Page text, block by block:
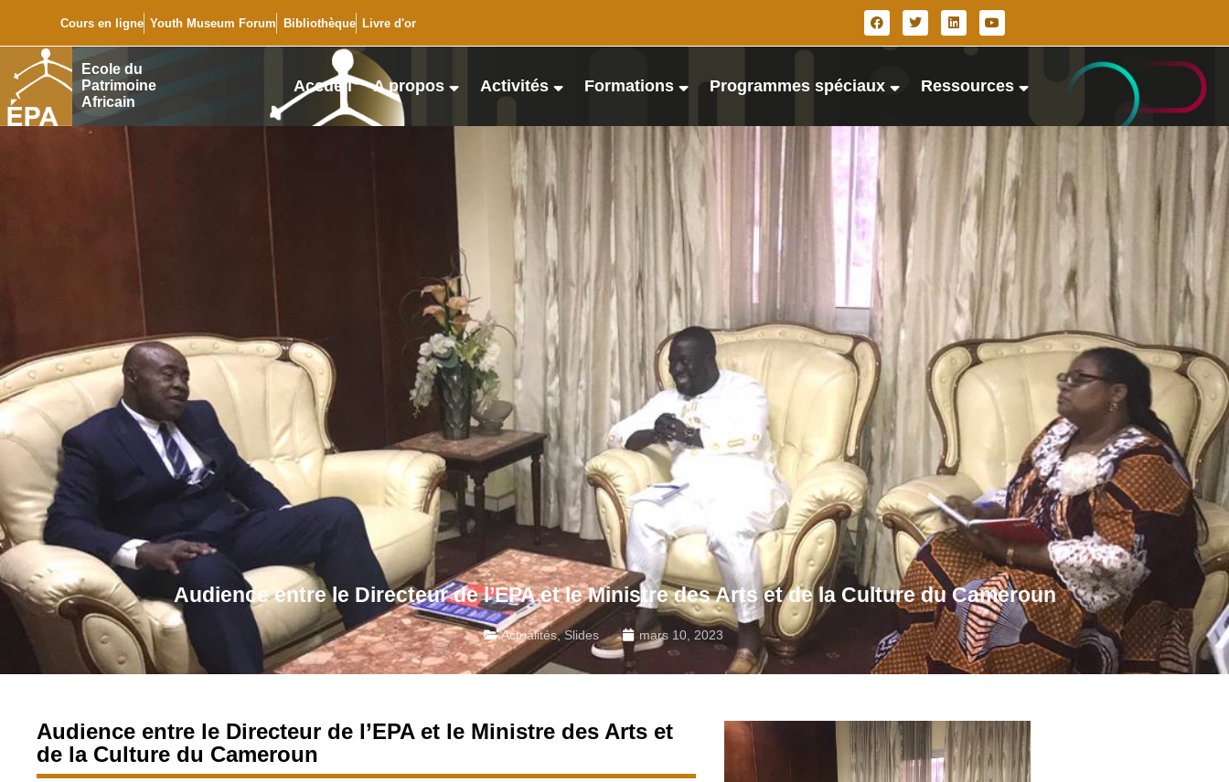
Cours en ligne Youth Museum Forum Bibliothèque Livre d'or
Ecole du
Patrimoine
Africain
Accueil A propos Activités Formations Programmes spéciaux Ressources
Audience entre le Directeur de l’EPA et le Ministre des Arts et de la Culture du Cameroun
Actualités,Slides mars 10, 2023
Audience entre le Directeur de l’EPA et le Ministre des Arts et
de la Culture du Cameroun